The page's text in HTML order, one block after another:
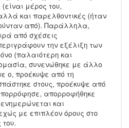
μέρος του,
και παρελθοντικές (ήταν
από). Παράλληλα,
από σχέσεις
την εξέλιξη των
(παλαιότερη και
συνενώθηκε με άλλο
ο, προέκυψε από τη
στους, προέκυψε από
απορροφήθηκε
και
με επιπλέον όρους στο
του.